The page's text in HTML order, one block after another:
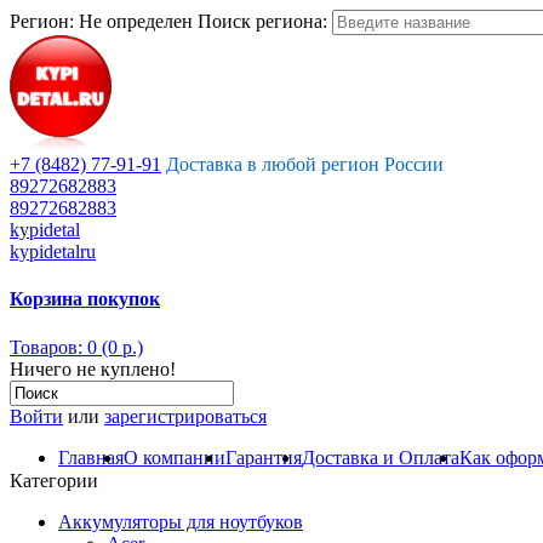
Регион: Не определен Поиск региона:
+7 (8482) 77-91-91 Доставка в любой регион России
89272682883
89272682883
kypidetal
kypidetalru
Корзина покупок
Товаров: 0 (0 р.)
Ничего не куплено!
Войти или зарегистрироваться
ГлавнаяО компанииГарантияДоставка и ОплатаКак
Категории
Аккумуляторы для ноутбуков